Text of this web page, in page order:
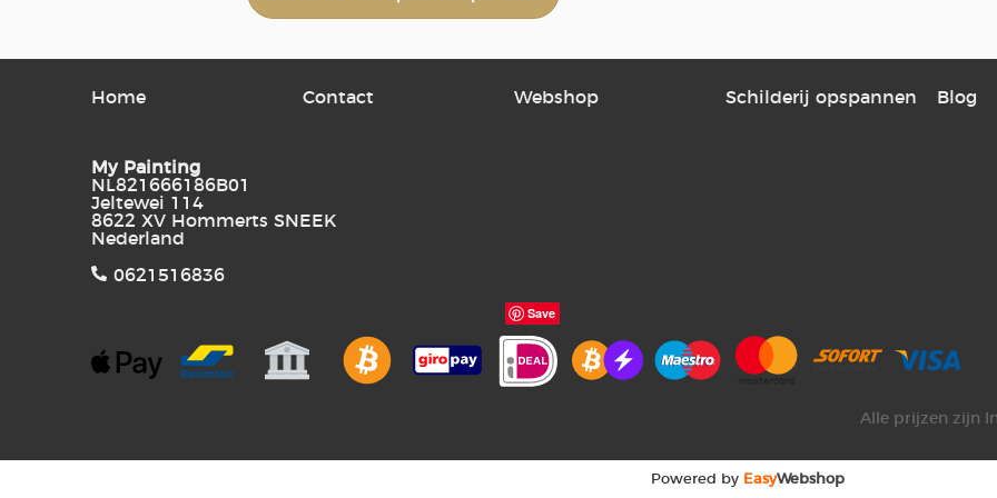
Home Contact Webshop Schilderij opspannen Blog
My Painting
NL821666186B01
Jeltewei 114
8622 XV Hommerts SNEEK
Nederland
0621516836
Save
Alle prijzen zijn
Powered by EasyWebshop